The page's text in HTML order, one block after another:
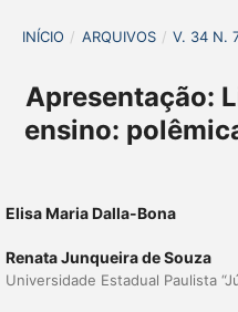
INÍCIO / ARQUIVOS / V. 34 N.
Apresentação:
ensino:
Elisa Maria Dalla-Bona
Renata Junqueira de Souza
Universidade Estadual Paulista